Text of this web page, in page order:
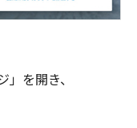
を開き、